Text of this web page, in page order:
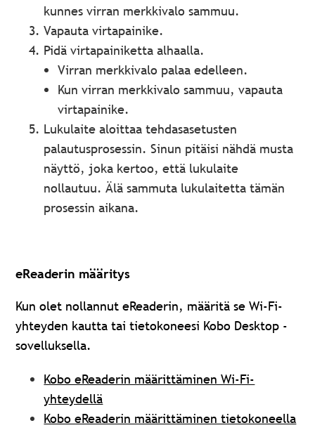
kunnes virran merkkivalo sammuu.
Vapauta virtapainike.
Pidä virtapainiketta alhaalla.
Virran merkkivalo palaa edelleen.
Kun virran merkkivalo sammuu, vapauta
virtapainike.
Lukulaite aloittaa tehdasasetusten
palautusprosessin. Sinun pitäisi nähdä musta
näyttö, joka kertoo, että lukulaite
nollautuu. Älä sammuta lukulaitetta tämän
prosessin aikana.
eReaderin määritys
Kun olet nollannut eReaderin, määritä se Wi-Fi-
yhteyden kautta tai tietokoneesi Kobo Desktop -
sovelluksella.
Kobo eReaderin määrittäminen Wi-Fi-
yhteydellä
Kobo eReaderin määrittäminen tietokoneella